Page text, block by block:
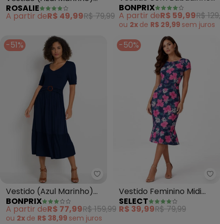
em Malha de Algodão
ROSALIE
A partir deR$ 49,99R$ 79,99
e Renda (Lilás)
BONPRIX
A partir deR$ 59,99R$
ou 2x de R$ 29,99 sem juros
-51%
bonprix - Vestido (Azul
Vestido (Azul Marinho)
em Malha de Viscose
BONPRIX
A partir deR$ 77,99R$ 159,99
ou 2x de R$ 38,99 sem juros
-50%
Vestido Feminino Midi
Slim em Suplex (Azul)
SELECT
R$ 39,99R$ 79,99